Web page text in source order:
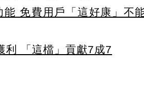
免費用戶「這好康」不
利 「這檔」貢獻7成7